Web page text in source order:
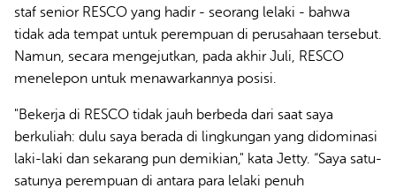
staf senior RESCO yang hadir - seorang lelaki - bahwa
tidak ada tempat untuk perempuan di perusahaan tersebut.
Namun, secara mengejutkan, pada akhir Juli, RESCO
menelepon untuk menawarkannya posisi.
"Bekerja di RESCO tidak jauh berbeda dari saat saya
berkuliah: dulu saya berada di lingkungan yang didominasi
laki-laki dan sekarang pun demikian," kata Jetty. “Saya satu-
satunya perempuan di antara para lelaki penuh